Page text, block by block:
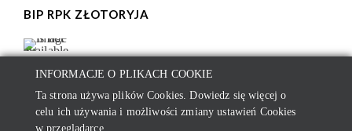
BIP RPK ZŁOTORYJA
INFORMACJE O PLIKACH COOKIE
Ta strona używa plików Cookies. Dowiedz się więcej o
celu ich używania i możliwości zmiany ustawień Cookies
w przeglądarce.